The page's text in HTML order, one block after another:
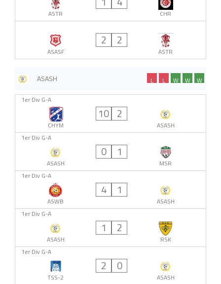
ASTR CHR
ASASF
2 2
ASTR
ASASH W
W
W
L
L
1er Div G-A
CHYM
10 2
ASASH
1er Div G-A
ASASH
0 1
MSR
1er Div G-A
ASWB
4 1
ASASH
1er Div G-A
ASASH
1 2
RSK
1er Div G-A
TSS-2
2 0
ASASH